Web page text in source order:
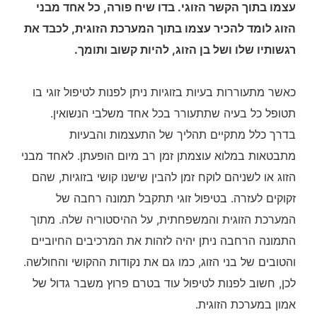
עצמו בתוך הקשר הזוגי. בדו שיח פורה, כל אחד מבני
הזוג לומד להכיר עצמו בתוך המערכת הזוגית, לכבד את
רגשותיו שלו ושל בן הזוג, להיות קשוב ותומך.
כאשר מתעוררות בעיות בזוגיות ניתן לפנות לטיפול זוגי בו
תטופל כל בעיה שתתעורר בכל אחד משלבי הנשואין.
בדרך כלל מתקיים תהליך של התעצמות והבעיות
מתבטאות במלוא עוצמתן זמן רב מיום הופעתן. לאחד מבני
הזוג או לשניהם לוקח זמן להבין שישנו קושי בזוגיות, שהם
זקוקים לעזרה. בטיפול זוגי תתקבל תמונה רחבה של
המערכת הזוגית והמשפחתית, על ההיסטוריה שלה. מתוך
התמונה הרחבה ניתן יהיה לזהות את המרכיבים החיוביים
והטובים של בני הזוג, כמו גם את נקודות ההקושי והחולשה.
לכן, חשוב לפנות לטיפול עוד בטרם פרוץ משבר גדול של
אמון במערכת הזוגית.